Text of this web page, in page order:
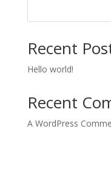
Recent
Hello world!
Recent
A WordPress